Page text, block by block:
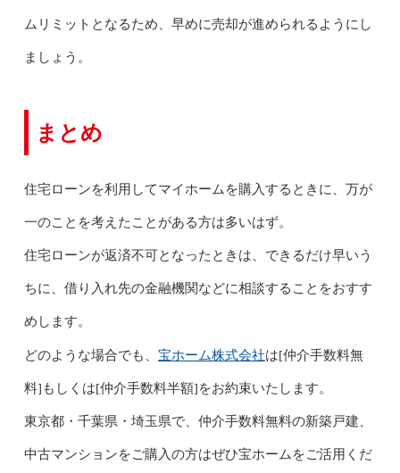
ムリミットとなるため、早めに売却が進められるようにし
ましょう。
まとめ
住宅ローンを利用してマイホームを購入するときに、万が
一のことを考えたことがある方は多いはず。
住宅ローンが返済不可となったときは、できるだけ早いう
ちに、借り入れ先の金融機関などに相談することをおすす
めします。
どのような場合でも、 宝ホーム株式会社は[仲介手数料無
料]もしくは[仲介手数料半額]をお約束いたします。
東京都・千葉県・埼玉県で、仲介手数料無料の新築戸建、
中古マンションをご購入の方はぜひ宝ホームをご活用くだ